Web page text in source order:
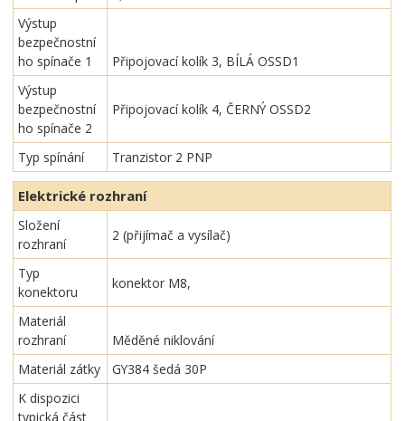
Výstup
bezpečnostní
ho spínače 1
Připojovací kolík 3, BÍLÁ OSSD1
Výstup
bezpečnostní
ho spínače 2
Připojovací kolík 4, ČERNÝ OSSD2
Typ spínání Tranzistor 2 PNP
Elektrické rozhraní
Složení
rozhraní
2 (přijímač a vysílač)
Typ
konektoru
konektor M8,
Materiál
rozhraní
Měděné niklování
Materiál zátky
GY384 šedá 30P
K dispozici
typická část